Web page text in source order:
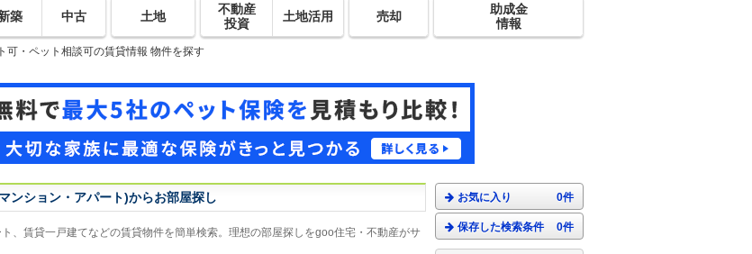
築 中古 土地
不動産
投資
土地活用 売却
助成金
情報
可・ペット相談可の賃貸情報 物件を探す
ンション・アパート)からお部屋探し
、賃貸一戸建てなどの賃貸物件を簡単検索。理想の部屋探しをgoo住宅・不動産がサ
お気に入り 0件
保存した検索条件 0件